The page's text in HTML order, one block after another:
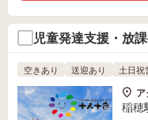
児童発達支援・放
空きあり 送迎あり 土日祝
稲穂